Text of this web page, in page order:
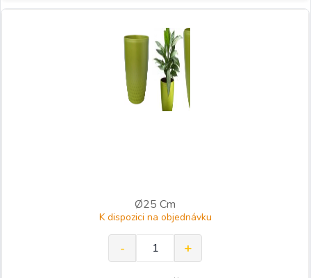
Ø25 Cm
K dispozici na objednávku